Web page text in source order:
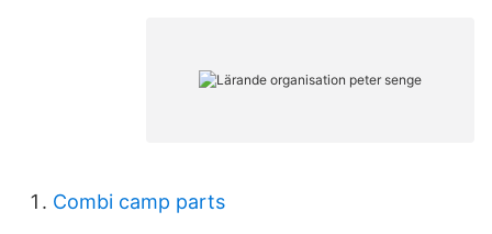
Combi camp parts